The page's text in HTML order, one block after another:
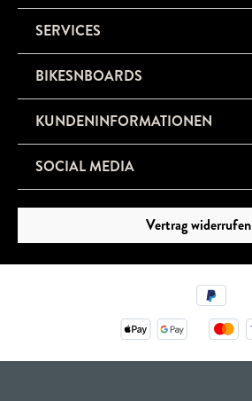
SERVICES
BIKESNBOARDS
KUNDENINFORMATIONEN
SOCIAL MEDIA
Vertrag widerrufen